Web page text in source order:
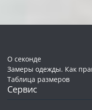
О секонде
Замеры одежды. Как
Таблица размеров
Сервис